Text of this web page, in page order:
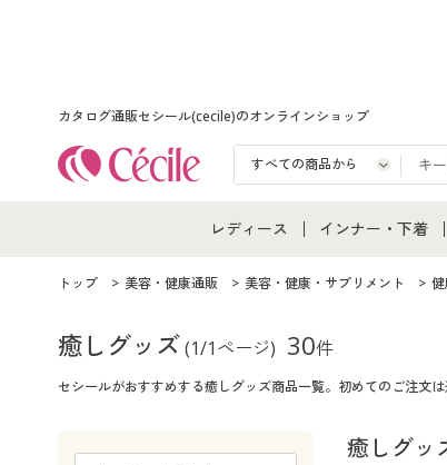
カタログ通販セシール(cecile)のオンラインショップ
レディース
レディース通販すべて
レディースファッション
女性下着
インナー・下着
インナー・下着
メンズ下着
ジュニア・ティ
トップ 美容・健康通販 美容・健康・サプリメント
癒しグッズ(1/1ページ) 30件
セシールがおすすめする癒しグッズ商品一覧。初めてのご注文
癒しグッ